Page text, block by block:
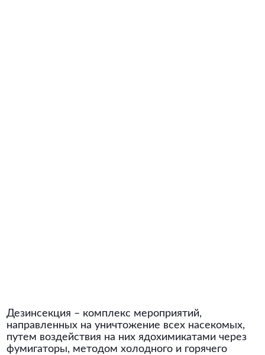
Дезинсекция – комплекс мероприятий,
направленных на уничтожение всех насекомых,
путем воздействия на них ядохимикатами через
фумигаторы, методом холодного и горячего